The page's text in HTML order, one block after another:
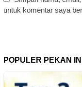
untuk komentar saya
POPULER PEKAN INI